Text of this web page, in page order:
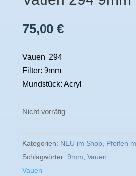
75,00 €
Vauen 294
Filter: 9mm
Mundstück: Acryl
Nicht vorrätig
Kategorien: NEU im Shop
Pfeifen
Schlagwörter: 9mm Vauen
Vauen